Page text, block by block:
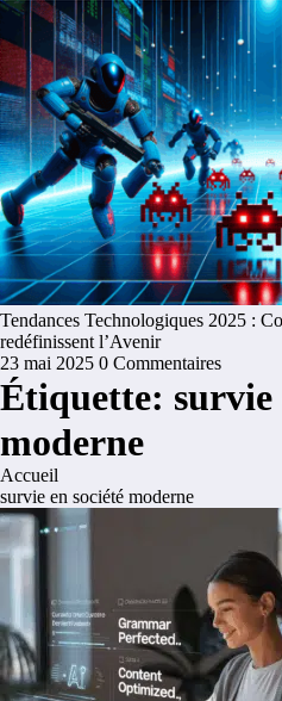
Tendances Technologiques 2025 :
redéfinissent l’Avenir
23 mai 2025 0 Commentaires
Étiquette: survie
moderne
Accueil
survie en société moderne